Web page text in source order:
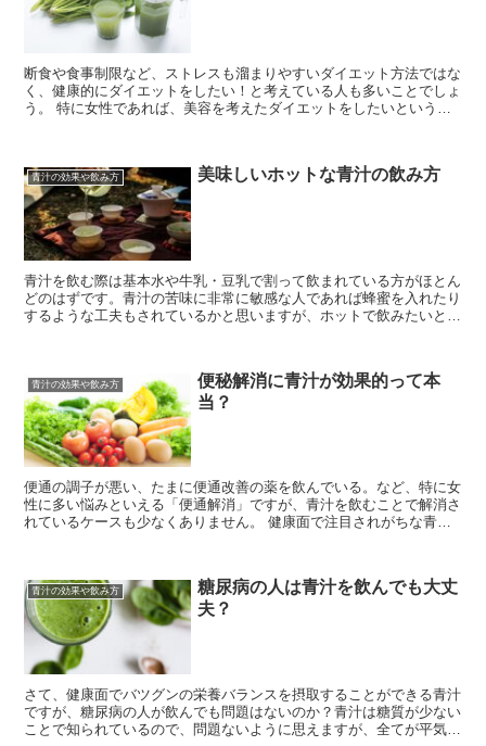
断食や食事制限など、ストレスも溜まりやすいダイエット方法ではな
く、健康的にダイエットをしたい！と考えている人も多いことでしょ
う。 特に女性であれば、美容を考えたダイエットをしたいという願
青汁の効果や飲み方 美味しいホットな青汁の飲み方
青汁を飲む際は基本水や牛乳・豆乳で割って飲まれている方がほとん
どのはずです。青汁の苦味に非常に敏感な人であれば蜂蜜を入れたり
するような工夫もされているかと思いますが、ホットで飲みたいとい
青汁の効果や飲み方
便秘解消に青汁が効果的って本
当？
便通の調子が悪い、たまに便通改善の薬を飲んでいる。など、特に女
性に多い悩みといえる「便通解消」ですが、青汁を飲むことで解消さ
れているケースも少なくありません。 健康面で注目されがちな青汁
青汁の効果や飲み方
糖尿病の人は青汁を飲んでも大丈
夫？
さて、健康面でバツグンの栄養バランスを摂取することができる青汁
ですが、糖尿病の人が飲んでも問題はないのか？青汁は糖質が少ない
ことで知られているので、問題ないように思えますが、全てが平気と